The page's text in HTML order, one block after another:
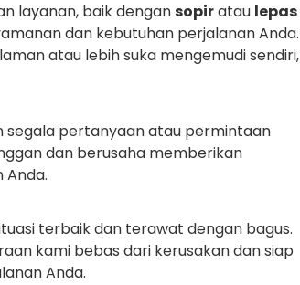
layanan, baik dengansopiratau lepas
dan kebutuhan perjalanan Anda.
atau lebih suka mengemudi sendiri,
segala pertanyaan atau permintaan
dan berusaha memberikan
terbaik dan terawat dengan bagus.
kami bebas dari kerusakan dan siap
Anda.